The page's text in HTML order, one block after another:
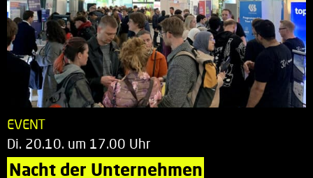
EVENT
Di. 20.10. um 17.00 Uhr
Nacht der Unternehmen